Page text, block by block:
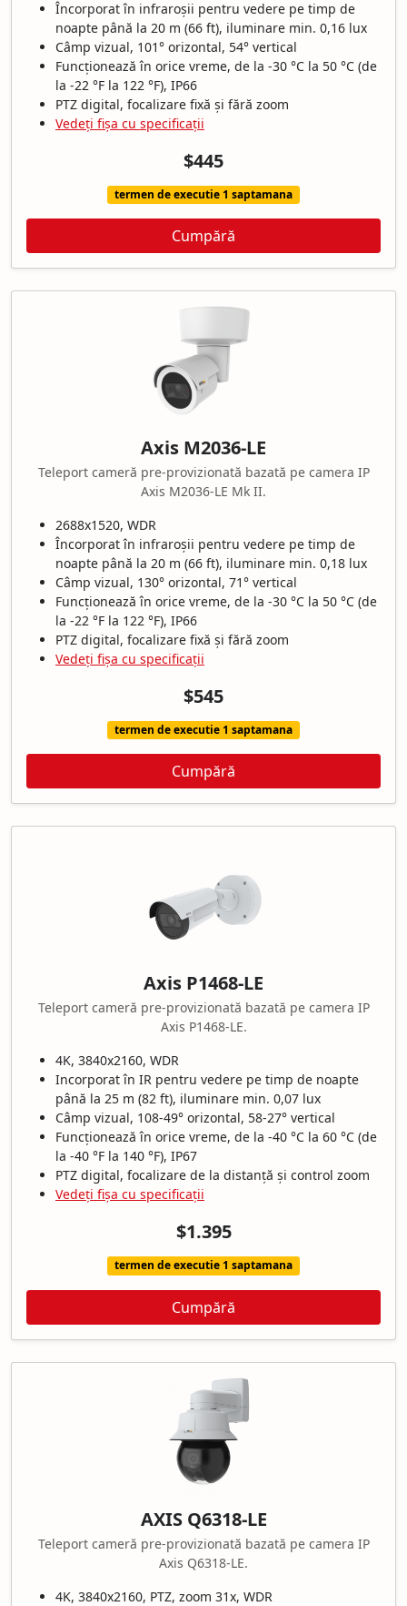
Încorporat în infraroșii pentru vedere pe timp de
noapte până la 20 m (66 ft), iluminare min. 0,16 lux
Câmp vizual, 101° orizontal, 54° vertical
Funcționează în orice vreme, de la -30 °C la 50 °C (de
la -22 °F la 122 °F), IP66
PTZ digital, focalizare fixă și fără zoom
Vedeți fișa cu specificații
$445
termen de executie 1 saptamana
Cumpără
Axis M2036-LE
Teleport cameră pre-provizionată bazată pe camera IP
Axis M2036-LE Mk II.
2688x1520, WDR
Încorporat în infraroșii pentru vedere pe timp de
noapte până la 20 m (66 ft), iluminare min. 0,18 lux
Câmp vizual, 130° orizontal, 71° vertical
Funcționează în orice vreme, de la -30 °C la 50 °C (de
la -22 °F la 122 °F), IP66
PTZ digital, focalizare fixă și fără zoom
Vedeți fișa cu specificații
$545
termen de executie 1 saptamana
Cumpără
Axis P1468-LE
Teleport cameră pre-provizionată bazată pe camera IP
Axis P1468-LE.
4K, 3840x2160, WDR
Incorporat în IR pentru vedere pe timp de noapte
până la 25 m (82 ft), iluminare min. 0,07 lux
Câmp vizual, 108-49° orizontal, 58-27° vertical
Funcționează în orice vreme, de la -40 °C la 60 °C (de
la -40 °F la 140 °F), IP67
PTZ digital, focalizare de la distanță și control zoom
Vedeți fișa cu specificații
$1.395
termen de executie 1 saptamana
Cumpără
AXIS Q6318-LE
Teleport cameră pre-provizionată bazată pe camera IP
Axis Q6318-LE.
4K, 3840x2160, PTZ, zoom 31x, WDR